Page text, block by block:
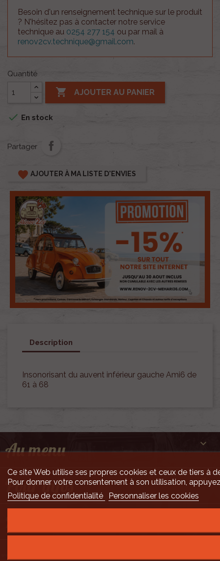
Besoin d'un renseignement technique sur le produit
? N'hésitez pas à contacter notre service
technique au 0254 277 154 ou par mail à
renov2cv.technique@gmail.com.
Quantité
 AJOUTER AU PANIER
 En stock
Partager
favorite AJOUTER À MA LISTE D'ENVIES
Description
Insonorisant du auvent inférieur gauche Ami6 de
61 à 68
Au menu 
Pour infos 
Ce site Web utilise ses propres cookies et ceux de tiers à
Pour donner votre consentement à son utilisation,
Politique de confidentialité
Personnaliser les cookies